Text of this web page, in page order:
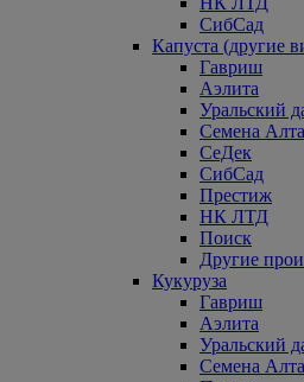
СибСад
Капуста (другие
Гавриш
Аэлита
Уральский
Семена
СеДек
СибСад
Престиж
НК ЛТД
Поиск
Другие
Кукуруза
Гавриш
Аэлита
Уральский
Семена